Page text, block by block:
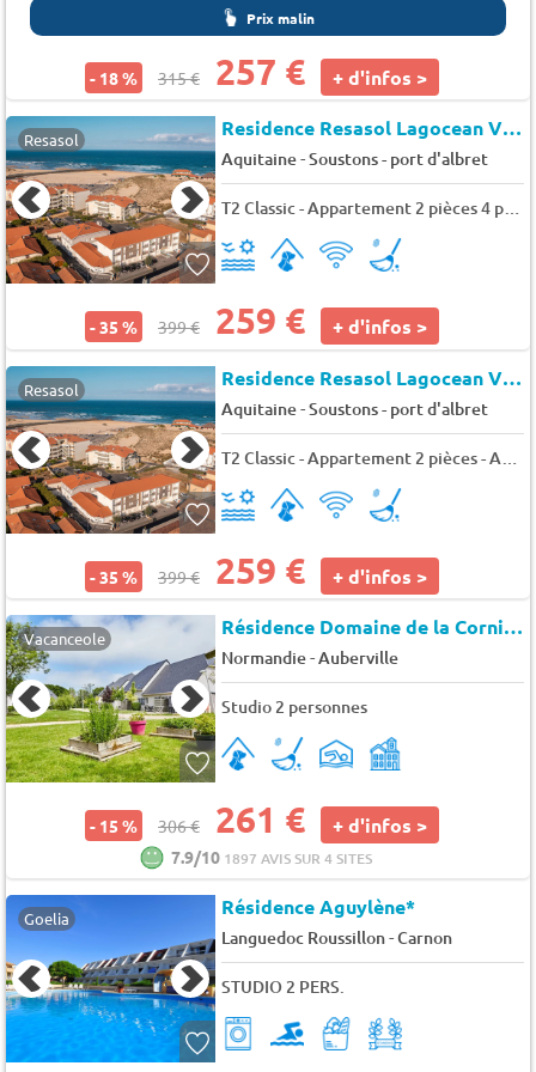
Prix malin
- 18 % 315 € 257 € + d'infos >
Resasol Residence Resasol Lagocean Vieux Boucau Les Bains
Aquitaine-Soustons - port d'albret
T2 Classic - Appartement 2 pièces 4 pers.
- 35 % 399 € 259 € + d'infos >
Resasol Residence Resasol Lagocean Vieux Boucau Les Bains
Aquitaine-Soustons - port d'albret
- 35 % 399 € 259 € + d'infos >
Vacanceole Résidence Domaine de la Corniche (1532)
Normandie-Auberville
Studio 2 personnes
- 15 % 306 € 261 € + d'infos >
7.9/10 1897 AVIS SUR 4 SITES
Goelia Résidence Aguylène*
Languedoc Roussillon-Carnon
STUDIO 2 PERS.